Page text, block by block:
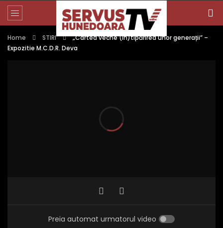
Home STIRI
„Cartea veche (în)tipărirea unor generații” –
Expozitie M.C.D.R. Deva
Preia automat urmatorul video